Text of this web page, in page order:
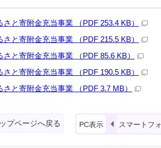
と寄附金充当事業 （PDF 253.4 KB）
と寄附金充当事業 （PDF 215.5 KB）
と寄附金充当事業 （PDF 85.6 KB）
と寄附金充当事業 （PDF 190.5 KB）
と寄附金充当事業 （PDF 3.7 MB）
プページへ戻る PC表示 スマートフ